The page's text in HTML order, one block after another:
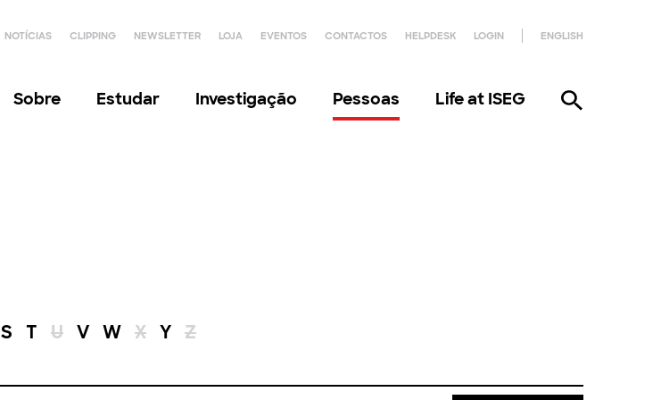
NOTÍCIAS CLIPPING NEWSLETTER LOJA EVENTOS CONTACTOS HELPDESK LOGIN ENGLISH
Sobre Estudar Investigação Pessoas Life at ISEG
S T U V W X Y Z